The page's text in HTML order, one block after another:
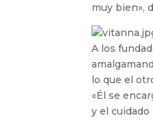
muy bien»,
A los
lo que el
«Él se
y el